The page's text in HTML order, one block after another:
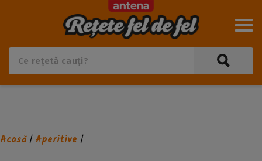
Acasă/ Aperitive /